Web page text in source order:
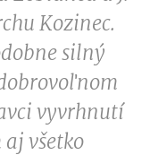
Kozinec.
silný
vyvrhnutí
aj všetko